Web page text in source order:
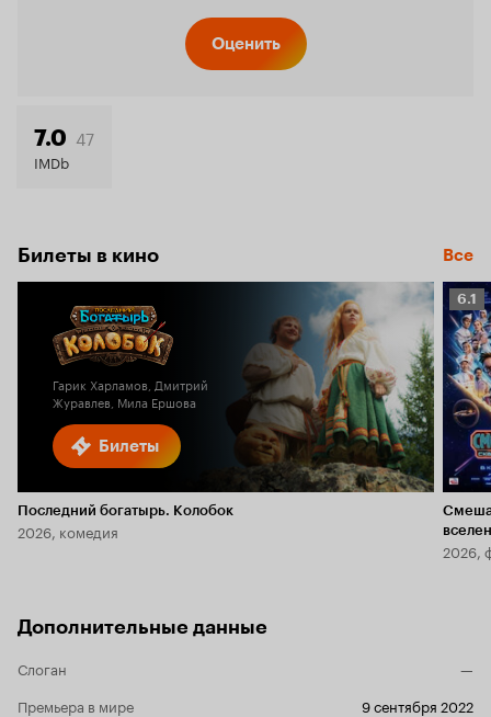
Оценить
7.0 47
IMDb
Билеты в кино Все
Билеты
Гарик Харламов, Дмитрий
Журавлев, Мила Ершова
Последний богатырь. Колобок
2026, комедия
6.1
6.1
2026,
Дополнительные данные
Слоган
—
Премьера в мире
9 сентября 2022